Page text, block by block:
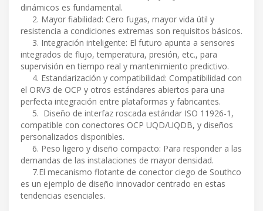
dinámicos es fundamental.
2. Mayor fiabilidad: Cero fugas, mayor vida útil y
resistencia a condiciones extremas son requisitos básicos.
3. Integración inteligente: El futuro apunta a sensores
integrados de flujo, temperatura, presión, etc., para
supervisión en tiempo real y mantenimiento predictivo.
4. Estandarización y compatibilidad: Compatibilidad con
el ORV3 de OCP y otros estándares abiertos para una
perfecta integración entre plataformas y fabricantes.
5. Diseño de interfaz roscada estándar ISO 11926-1,
compatible con conectores OCP UQD/UQDB, y diseños
personalizados disponibles.
6. Peso ligero y diseño compacto: Para responder a las
demandas de las instalaciones de mayor densidad.
7.El mecanismo flotante de conector ciego de Southco
es un ejemplo de diseño innovador centrado en estas
tendencias esenciales.